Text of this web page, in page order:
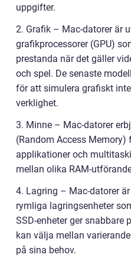
uppgifter.
2. Grafik – Mac-datorer är
grafikprocessorer (GPU)
prestanda när det gäller
och spel. De senaste
för att simulera grafiskt
verklighet.
3. Minne – Mac-datorer
(Random Access
applikationer och
mellan olika RAM-
4. Lagring – Mac-datorer
rymliga lagringsenheter
SSD-enheter ger snabbare
kan välja mellan
på sina behov.